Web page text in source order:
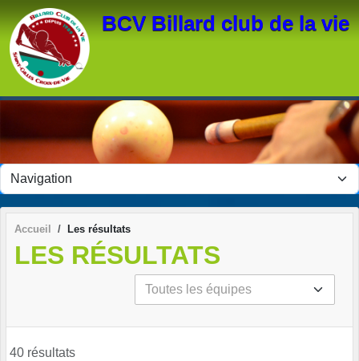
BCV Billard club de la vie
Accueil Les résultats
LES RÉSULTATS
40 résultats
Panneau de gestion des cookies